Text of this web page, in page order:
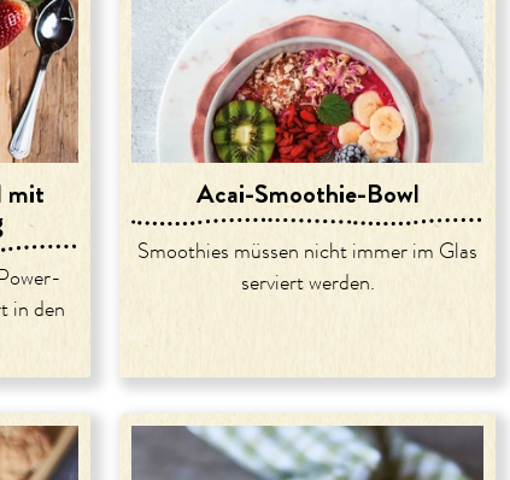
mit
in den
Acai-Smoothie-Bowl
Smoothies müssen nicht immer im Glas
serviert werden.